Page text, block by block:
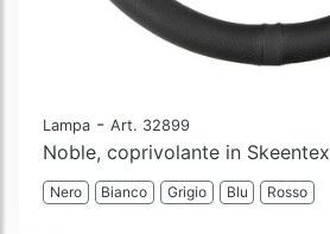
Lampa - Art. 32899
Noble, coprivolante in Skeentex
Nero Bianco Grigio Blu Rosso